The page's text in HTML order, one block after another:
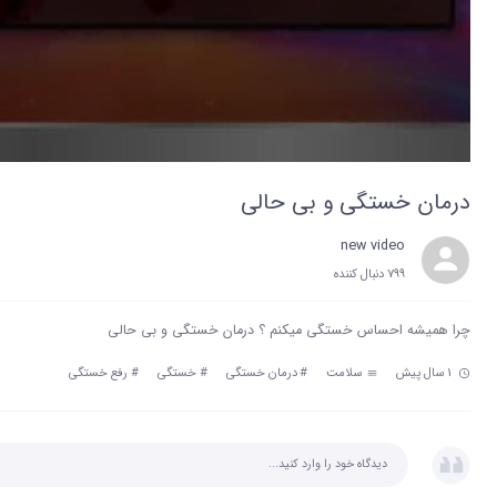
درمان خستگی و بی حالی
new video
799 دنبال‌ کننده
چرا همیشه احساس خستگی میکنم ؟ درمان خستگی و بی حالی
1 سال پیش سلامت #درمان خستگی #خستگی # رفع خستگی